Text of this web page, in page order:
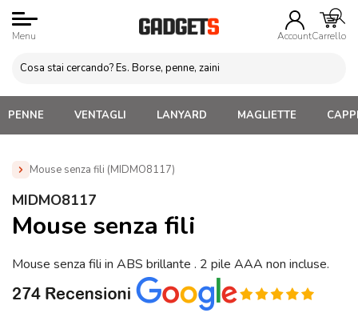
Menu AccountCarrello
PENNE VENTAGLI LANYARD MAGLIETTE
Mouse senza fili (MIDMO8117)
Home » Gadget Tecnologici Personalizzati
MIDMO8117
Mouse senza fili
Mouse senza fili in ABS brillante . 2 pile AAA non incluse.